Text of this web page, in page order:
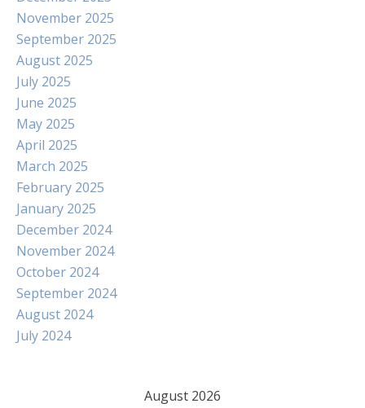
November 2025
September 2025
August 2025
July 2025
June 2025
May 2025
April 2025
March 2025
February 2025
January 2025
December 2024
November 2024
October 2024
September 2024
August 2024
July 2024
August 2026